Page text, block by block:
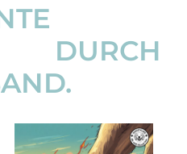
DURCH